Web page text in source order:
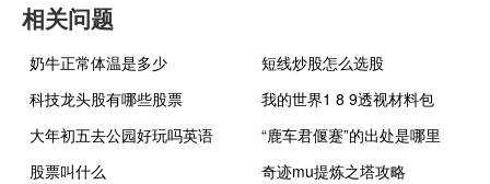
相关问题
奶牛正常体温是多少
短线炒股怎么选股
科技龙头股有哪些股票
我的世界1 8 9透视材料包
大年初五去公园好玩吗英语
“鹿车君偃蹇”的出处是哪里
股票叫什么
奇迹mu提炼之塔攻略